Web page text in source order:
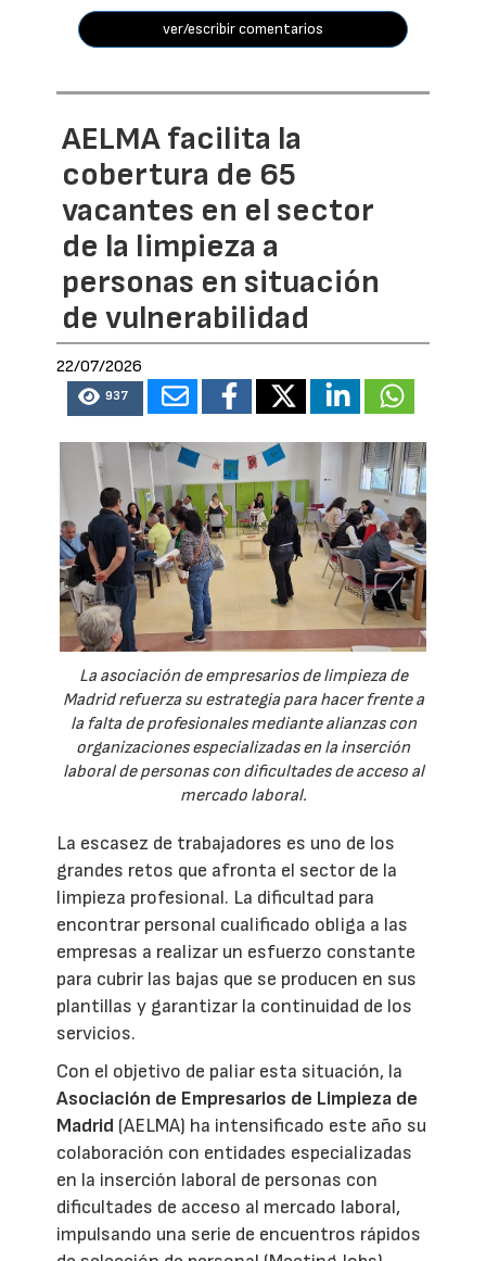
ver/escribir comentarios
AELMA facilita la
cobertura de 65
vacantes en el sector
de la limpieza a
personas en situación
de vulnerabilidad
22/07/2026
937
La asociación de empresarios de limpieza de
Madrid refuerza su estrategia para hacer frente a
la falta de profesionales mediante alianzas con
organizaciones especializadas en la inserción
laboral de personas con dificultades de acceso al
mercado laboral.
La escasez de trabajadores es uno de los
grandes retos que afronta el sector de la
limpieza profesional. La dificultad para
encontrar personal cualificado obliga a las
empresas a realizar un esfuerzo constante
para cubrir las bajas que se producen en sus
plantillas y garantizar la continuidad de los
servicios.
Con el objetivo de paliar esta situación, la
Asociación de Empresarios de Limpieza de
Madrid (AELMA) ha intensificado este año su
colaboración con entidades especializadas
en la inserción laboral de personas con
dificultades de acceso al mercado laboral,
impulsando una serie de encuentros rápidos